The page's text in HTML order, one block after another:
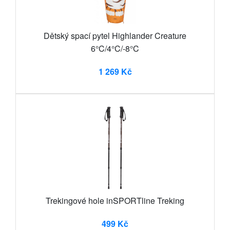
Dětský spací pytel Highlander Creature
6°C/4°C/-8°C
1 269 Kč
Trekingové hole inSPORTline Treking
499 Kč